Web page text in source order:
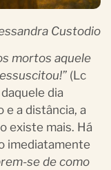
Custodio
mortos aquele
(Lc
dia
e a distância, a
existe mais. Há
imediatamente
se de como